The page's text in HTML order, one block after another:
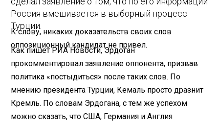
Россия вмешивается в выборный процесс
Турции.
К слову, никаких доказательств своих слов
оппозиционный кандидат не привел.
Как пишетРИА Новости, Эрдоган
прокомментировал заявление оппонента, призвав
политика «постыдиться» после таких слов. По
мнению президента Турции, Кемаль просто дразнит
Кремль. По словам Эрдогана, с тем же успехом
можно сказать, что США, Германия и Англия